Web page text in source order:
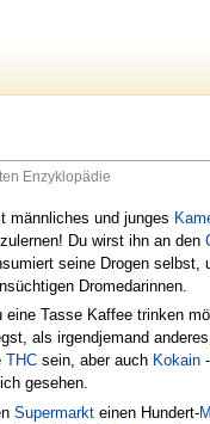
Enzyklopädie
männliches und junges
Du wirst ihn an den
seine Drogen
Dromedarinnen.
eine Tasse Kaffee trinken
als irgendjemand
THC sein, aber auch Kokain
gesehen.
Supermarkt einen Hundert-